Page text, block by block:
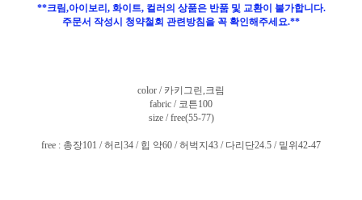
**크림,아이보리, 화이트, 컬러의 상품은 반품 및 교환이 불가합니다.
주문서 작성시 청약철회 관련방침을 꼭 확인해주세요.**
color / 카키그린,크림
fabric / 코튼100
size / free(55-77)
free : 총장101 / 허리34 / 힙 약60 / 허벅지43 / 다리단24.5 / 밑위42-47